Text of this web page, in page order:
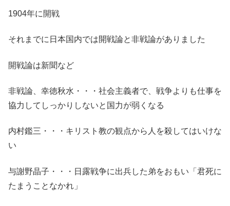
1904年に開戦
それまでに日本国内では開戦論と非戦論がありました
開戦論は新聞など
非戦論、幸徳秋水・・・社会主義者で、戦争よりも仕事を
協力してしっかりしないと国力が弱くなる
内村鑑三・・・キリスト教の観点から人を殺してはいけな
い
与謝野晶子・・・日露戦争に出兵した弟をおもい「君死に
たまうことなかれ」